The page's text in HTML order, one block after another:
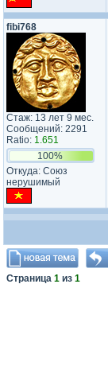
fibi768
Стаж: 13 лет 9 мес.
Сообщений: 2291
Ratio: 1.651
100%
Откуда: Союз
нерушимый
Страница 1 из 1